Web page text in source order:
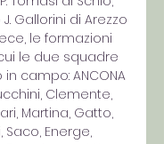
Gallorini di Arezzo
le formazioni
le due squadre
campo: ANCONA
Clemente,
Martina, Gatto,
Saco, Energe,